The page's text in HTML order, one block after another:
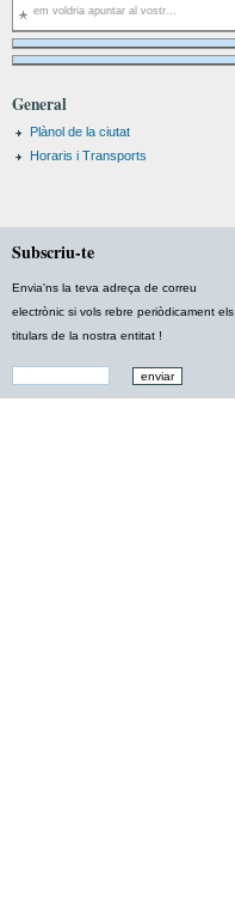
em voldria apuntar al vostr...
General
Plànol de la ciutat
Horaris i Transports
Subscriu-te
Envia'ns la teva adreça de correu
electrònic si vols rebre periòdicament els
titulars de la nostra entitat !